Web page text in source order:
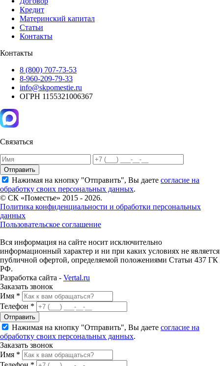
Кредит
Материнский капитал
Статьи
Контакты
Контакты
8 (800) 707-73-53
8-960-209-79-33
info@skpomestie.ru
ОГРН 1155321006367
Связаться
Отправить
Нажимая на кнопку "Отправить", Вы даете согласие на
обработку своих персональных данных.
© СК «Поместье» 2015 - 2026.
Политика конфиденциальности и обработки персональных
данных
Пользовательское соглашение
Вся информация на сайте носит исключительно
информационный характер и ни при каких условиях не является
публичной офертой, определяемой положениями Статьи 437 ГК
РФ.
Разработка сайта - Vertal.ru
Заказать звонок
Имя *
Телефон *
Отправить
Нажимая на кнопку "Отправить", Вы даете согласие на
обработку своих персональных данных.
Заказать звонок
Имя *